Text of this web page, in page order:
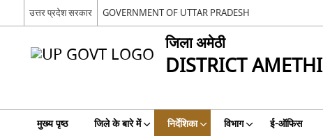
उत्तर प्रदेश सरकार GOVERNMENT OF UTTAR PRADESH
जिला अमेठी
DISTRICT AMETHI
मुख्य पृष्ठ जिले के बारे में निर्देशिका विभाग ई-ऑफिस